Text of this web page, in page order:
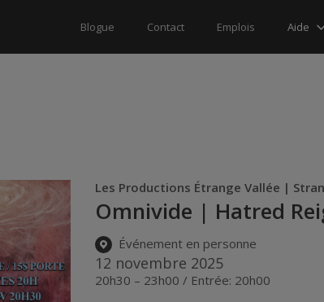
Blogue Contact Emplois Aide
Les Productions Étrange Vallée |
Omnivide | Hatred
Événement en personne
12 novembre 2025
20h30 – 23h00 / Entrée: 20h00